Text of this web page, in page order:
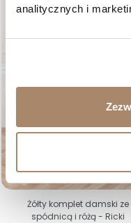
analitycznych i
Żółty komplet damski ze
spódnicą i różą - Ricki